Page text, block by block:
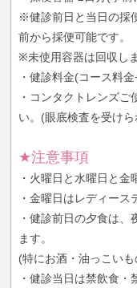
※健診前日と当日の採
前から採便可能です。
※未使用容器は回収し
・健診料金(コース
・コンタクトレンズ
い。(眼底検査を受け
★注意事項
・火曜日と水曜日と金
・金曜日はレディース
・健診前日の夕食は
ます。
(特にお酒・油っこ
・健診当日は禁飲食